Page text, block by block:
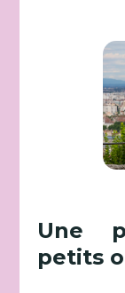
Une
petits